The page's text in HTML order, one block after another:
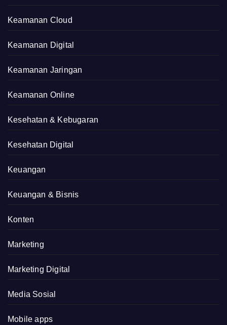
Keamanan Cloud
Keamanan Digital
Keamanan Jaringan
Keamanan Online
Kesehatan & Kebugaran
Kesehatan Digital
Keuangan
Keuangan & Bisnis
Konten
Marketing
Marketing Digital
Media Sosial
Mobile apps